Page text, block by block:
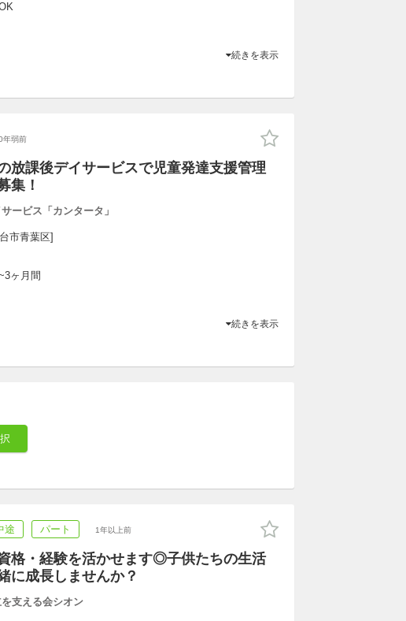
続きを表示
年弱前
放課後デイサービスで児童発達支援管理
集！
ービス「カンタータ」
市青葉区]
ヶ月間
続きを表示
途 パート 1年以上前
格・経験を活かせます◎子供たちの生活
に成長しませんか？
支える会シオン